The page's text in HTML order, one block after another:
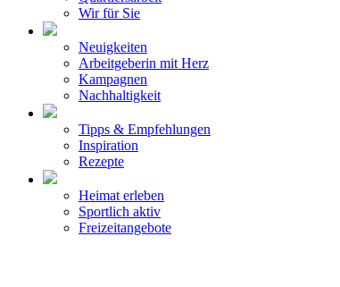
Wir für Sie
Neuigkeiten
Arbeitgeberin mit Herz
Kampagnen
Nachhaltigkeit
Tipps & Empfehlungen
Inspiration
Rezepte
Heimat erleben
Sportlich aktiv
Freizeitangebote